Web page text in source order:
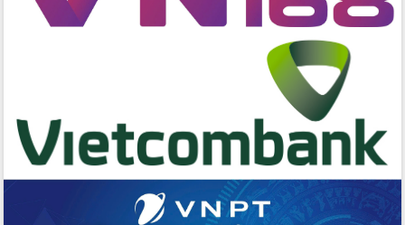
Tổ chức trang trọng Lễ hội Đền thờ
Lương Văn Chánh năm 2026
số y tế tại Đắk Lắk
Chuyển đổi số thư viện: Mở rộng
không gian tri thức trong thời đại số
Đánh giá, rút kinh nghiệm công tác tổ
chức diễn tập trước ngày bầu cử